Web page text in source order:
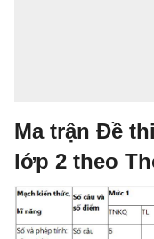
Ma trận Đề
lớp 2 theo